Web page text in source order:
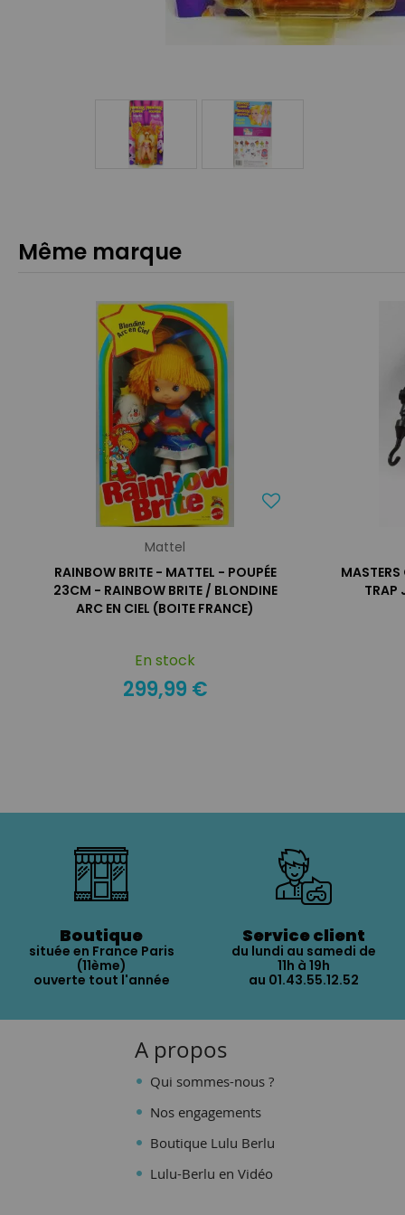
Même marque
Mattel
RAINBOW BRITE - MATTEL - POUPÉE
23CM - RAINBOW BRITE / BLONDINE
ARC EN CIEL (BOITE FRANCE)
En stock
299,99 €
TRAP
Boutique
située en France Paris
(11ème)
ouverte tout l'année
Service client
du lundi au samedi de
11h à 19h
au 01.43.55.12.52
A propos
Qui sommes-nous ?
Nos engagements
Boutique Lulu Berlu
Lulu-Berlu en Vidéo